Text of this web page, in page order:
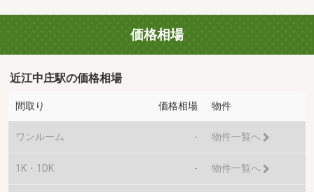
価格相場
近江中庄駅の価格相場
間取り 価格相場 物件
ワンルーム - 物件一覧へ
1K・1DK - 物件一覧へ